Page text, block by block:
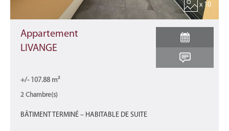
x 10
Appartement
LIVANGE
+/- 107.88 m²
2 Chambre(s)
BÂTIMENT TERMINÉ – HABITABLE DE SUITE